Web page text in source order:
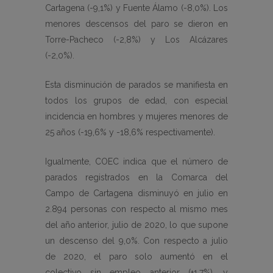
Cartagena (-9,1%) y Fuente Álamo (-8,0%). Los
menores descensos del paro se dieron en
Torre-Pacheco (-2,8%) y Los Alcázares
(-2,0%).
Esta disminución de parados se manifiesta en
todos los grupos de edad, con especial
incidencia en hombres y mujeres menores de
25 años (-19,6% y -18,6% respectivamente).
Igualmente, COEC indica que el número de
parados registrados en la Comarca del
Campo de Cartagena disminuyó en julio en
2.894 personas con respecto al mismo mes
del año anterior, julio de 2020, lo que supone
un descenso del 9,0%. Con respecto a julio
de 2020, el paro solo aumentó en el